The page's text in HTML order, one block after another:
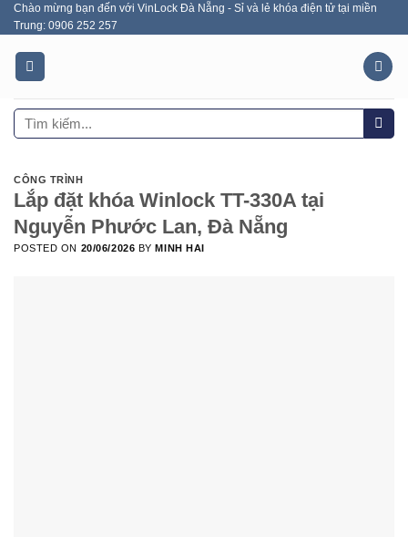
Skip
to
content
Chào mừng bạn đến với VinLock Đà Nẵng - Sỉ và lẻ khóa điện tử tại miền
Trung: 0906 252 257
Tìm
kiếm:
CÔNG TRÌNH
Lắp đặt khóa Winlock TT-330A tại
Nguyễn Phước Lan, Đà Nẵng
POSTED ON 20/06/2026 BYMINH HAI